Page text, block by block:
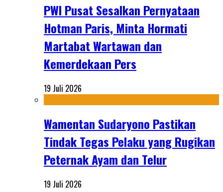
PWI Pusat Sesalkan Pernyataan
Hotman Paris, Minta Hormati
Martabat Wartawan dan
Kemerdekaan Pers
19 Juli 2026
Wamentan Sudaryono Pastikan
Tindak Tegas Pelaku yang Rugikan
Peternak Ayam dan Telur
19 Juli 2026